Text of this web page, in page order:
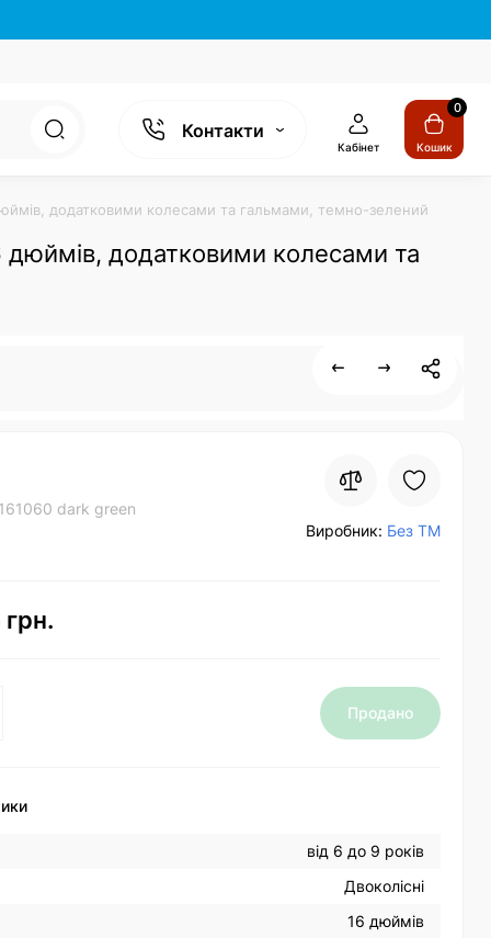
Контакти
Кабінет
0
Кошик
додатковими колесами та гальмами, темно-зелений
дюймів, додатковими колесами та
dark green
Виробник: Без ТМ
Продано
від 6 до 9 років
Двоколісні
16 дюймів